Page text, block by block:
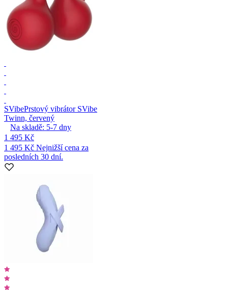
SVibePrstový vibrátor SVibe
Twinn, červený
Na skladě: 5-7 dny
1 495 Kč
1 495 Kč Nejnižší cena za
posledních 30 dní.